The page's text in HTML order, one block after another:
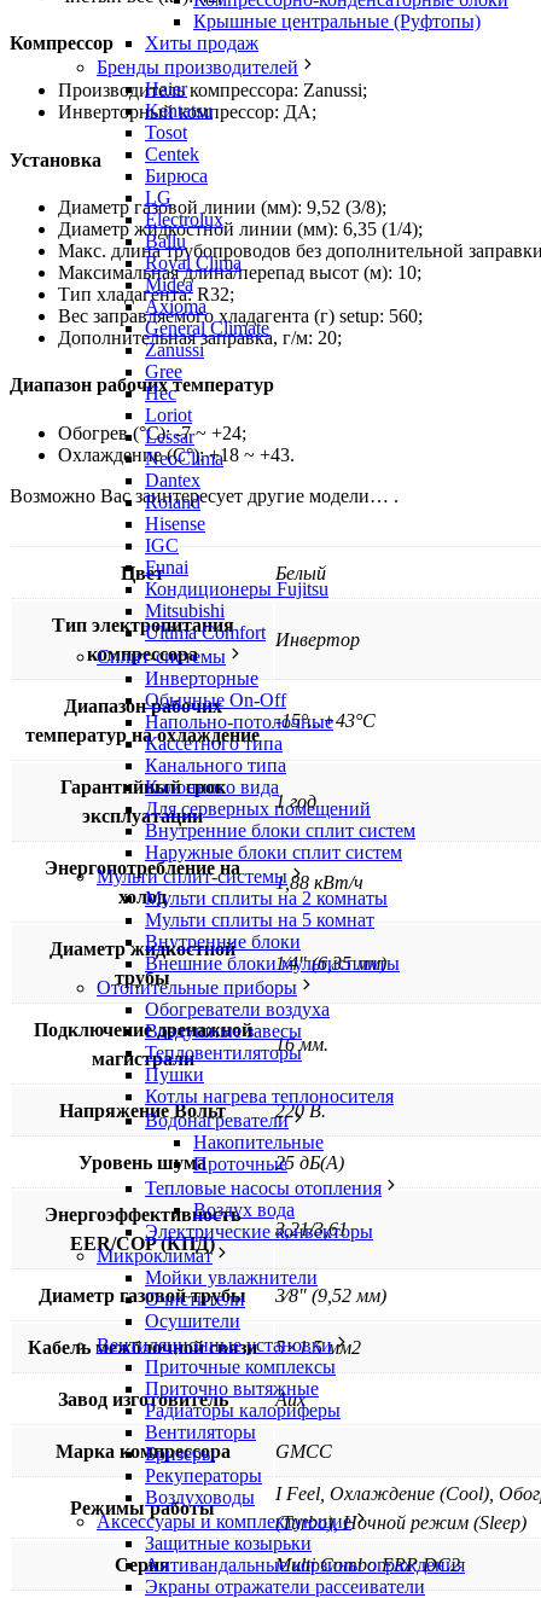
Крышные центральные (Руфтопы)
Хиты продаж
Бренды производителей
Haier
Kentatsu
Tosot
Centek
Бирюса
LG
Electrolux
Ballu
Royal Clima
Midea
Axioma
General Climate
Zanussi
Gree
Hec
Loriot
Lessar
NeoClima
Dantex
Roland
Hisense
IGC
Funai
Кондиционеры Fujitsu
Mitsubishi
Ultima Comfort
Сплит-системы
Инверторные
Обычные On-Off
Напольно-потолочные
Кассетного типа
Канального типа
Колонного вида
Для серверных помещений
Внутренние блоки сплит систем
Наружные блоки сплит систем
Мульти сплит-системы
Мульти сплиты на 2 комнаты
Мульти сплиты на 5 комнат
Внутренние блоки
Внешние блоки мультисплиты
Отопительные приборы
Обогреватели воздуха
Воздушные завесы
Тепловентиляторы
Пушки
Котлы нагрева теплоносителя
Водонагреватели
Накопительные
Проточные
Тепловые насосы отопления
Воздух вода
Электрические конвекторы
Микроклимат
Мойки увлажнители
Очистители
Осушители
Вентиляционные установки
Приточные комплексы
Приточно вытяжные
Радиаторы калориферы
Вентиляторы
Бризеры
Рекуператоры
Воздуховоды
Аксессуары и комплектующие
Защитные козырьки
Антивандальные корзины ограждения
Экраны отражатели рассеиватели
Компрессор
Производитель компрессора: Zanussi;
Инверторный компрессор: ДА;
Установка
Диаметр газовой линии (мм): 9,52 (3/8);
Диаметр жидкостной линии (мм): 6,35 (1/4);
Макс. длина трубопроводов без дополнительной
Максимальная длина/перепад высот (м): 10;
Тип хладагента: R32;
Вес заправляемого хладагента (г) setup: 560;
Дополнительная заправка, г/м: 20;
Диапазон рабочих температур
Обогрев (°С): -7 ~ +24;
Охлаждение (С°): +18 ~ +43.
Возможно Вас заинтересует другие модели… .
Цвет Белый
Тип электропитания
компрессора
Инвертор
Диапазон рабочих
температур на охлаждение
-15°...+43°C
Гарантийный срок
эксплуатации
1 год
Энергопотребление на
холод
1,88 кВт/ч
Диаметр жидкостной
трубы
1⁄4″ (6,35 мм)
Подключение дренажной
магистрали
16 мм.
Напряжение Вольт 220 В.
Уровень шума 25 дБ(А)
Энергоэффективность
EER/COP (КПД)
3,21/3,61
Диаметр газовой трубы 3⁄8″ (9,52 мм)
Кабель межблочной связи 5×1.5 мм2
Завод изготовитель Aux
Марка компрессора GMCC
Режимы работы
I Feel, Охлаждение (Cool),
(Turbo), Ночной режим (Sleep)
Серия Multi Combo ERP DC2